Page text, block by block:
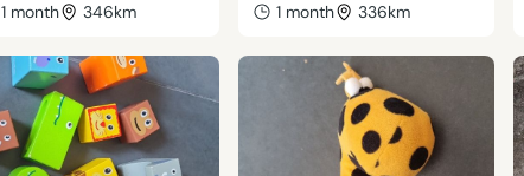
1 month 346km 1 month 336km